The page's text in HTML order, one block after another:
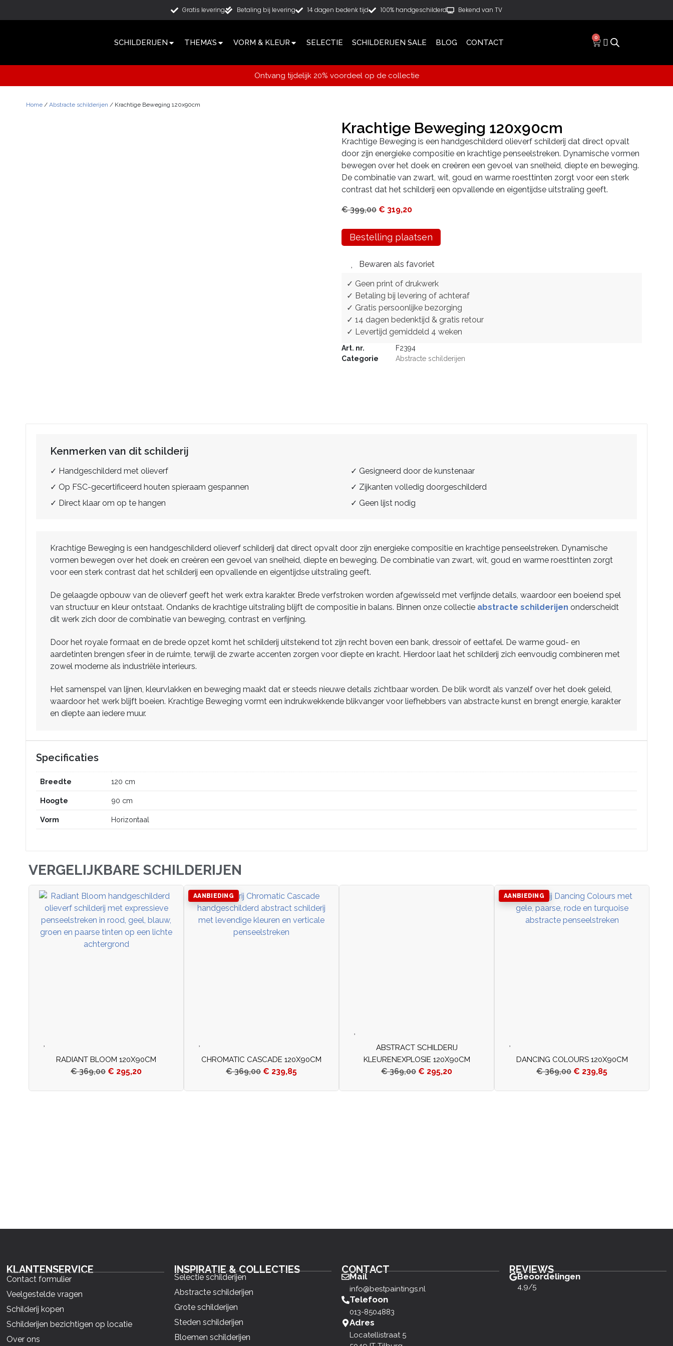
Gratis levering Betaling bij levering 14 dagen bedenk tijd 100% handgeschilderd Bekend van TV
SCHILDERIJEN THEMA’S VORM & KLEUR SELECTIE SCHILDERIJEN SALE BLOG CONTACT
0
Ontvang tijdelijk 20% voordeel op de collectie
Home / Abstracte schilderijen / Krachtige Beweging 120x90cm
Krachtige Beweging 120x90cm
Krachtige Beweging is een handgeschilderd olieverf schilderij dat direct opvalt
door zijn energieke compositie en krachtige penseelstreken. Dynamische vormen
bewegen over het doek en creëren een gevoel van snelheid, diepte en beweging.
De combinatie van zwart, wit, goud en warme roesttinten zorgt voor een sterk
contrast dat het schilderij een opvallende en eigentijdse uitstraling geeft.
€399,00 € 319,20
Bestelling plaatsen
Bewaren als favoriet
✓ Geen print of drukwerk
✓ Betaling bij levering of achteraf
✓ Gratis persoonlijke bezorging
✓ 14 dagen bedenktijd & gratis retour
✓ Levertijd gemiddeld 4 weken
Art. nr.
F2394
Categorie
Abstracte schilderijen
Kenmerken van dit schilderij
✓ Handgeschilderd met olieverf
✓ Gesigneerd door de kunstenaar
✓ Op FSC-gecertificeerd houten spieraam gespannen
✓ Zijkanten volledig doorgeschilderd
✓ Direct klaar om op te hangen
✓ Geen lijst nodig
Krachtige Beweging is een handgeschilderd olieverf schilderij dat direct opvalt door zijn energieke compositie en krachtige penseelstreken. Dynamische
vormen bewegen over het doek en creëren een gevoel van snelheid, diepte en beweging. De combinatie van zwart, wit, goud en warme roesttinten zorgt
voor een sterk contrast dat het schilderij een opvallende en eigentijdse uitstraling geeft.
De gelaagde opbouw van de olieverf geeft het werk extra karakter. Brede verfstroken worden afgewisseld met verfijnde details, waardoor een boeiend spel
van structuur en kleur ontstaat. Ondanks de krachtige uitstraling blijft de compositie in balans. Binnen onze collectie abstracte schilderijen onderscheidt
dit werk zich door de combinatie van beweging, contrast en verfijning.
Door het royale formaat en de brede opzet komt het schilderij uitstekend tot zijn recht boven een bank, dressoir of eettafel. De warme goud- en
aardetinten brengen sfeer in de ruimte, terwijl de zwarte accenten zorgen voor diepte en kracht. Hierdoor laat het schilderij zich eenvoudig combineren met
zowel moderne als industriële interieurs.
Het samenspel van lijnen, kleurvlakken en beweging maakt dat er steeds nieuwe details zichtbaar worden. De blik wordt als vanzelf over het doek geleid,
waardoor het werk blijft boeien. Krachtige Beweging vormt een indrukwekkende blikvanger voor liefhebbers van abstracte kunst en brengt energie, karakter
en diepte aan iedere muur.
Specificaties
Breedte 120 cm
Hoogte 90 cm
Vorm Horizontaal
VERGELIJKBARE SCHILDERIJEN
RADIANT BLOOM 120X90CM
€369,00 € 295,20
AANBIEDING
CHROMATIC CASCADE 120X90CM
€369,00 € 239,85
ABSTRACT SCHILDERIJ
KLEURENEXPLOSIE 120X90CM
€369,00 € 295,20
AANBIEDING
DANCING COLOURS 120X90CM
€369,00 € 239,85
KLANTENSERVICE
Contact formulier
Veelgestelde vragen
Schilderij kopen
Schilderijen bezichtigen op locatie
Over ons
INSPIRATIE & COLLECTIES
Selectie schilderijen
Abstracte schilderijen
Grote schilderijen
Steden schilderijen
Bloemen schilderijen
CONTACT
Mail
info@bestpaintings.nl
Telefoon
013-8504883
Adres
Locatellistraat 5
REVIEWS
Beoordelingen
4,9/5